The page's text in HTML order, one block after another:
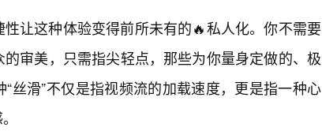
让这种体验变得前所未有的🔥私人化。你不需要
审美，只需指尖轻点，那些为你量身定做的、极
丝滑”不仅是指视频流的加载速度，更是指一种心